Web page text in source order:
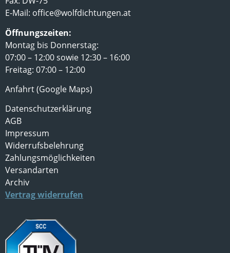
E-Mail: office@wolfdichtungen.at
Öffnungszeiten:
Montag bis Donnerstag:
07:00 – 12:00 sowie 12:30 – 16:00
Freitag: 07:00 – 12:00
Anfahrt (Google Maps)
Datenschutzerklärung
AGB
Impressum
Widerrufsbelehrung
Zahlungsmöglichkeiten
Versandarten
Archiv
Vertrag widerrufen